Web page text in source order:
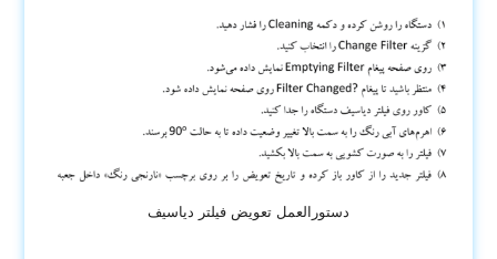
دستورالعمل تعویض فیلتر دیاسیف